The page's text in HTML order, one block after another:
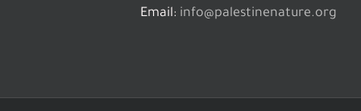
Email: info@palestinenature.org